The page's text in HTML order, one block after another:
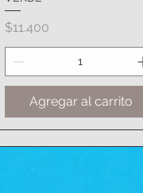
Precio
$11.400
Agregar al carrito